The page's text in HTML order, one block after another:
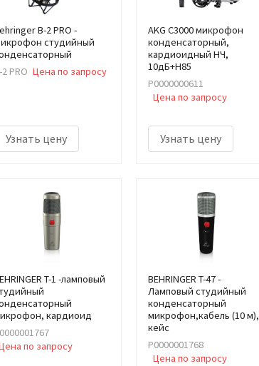
B-2 PRO -
студийный
2 PRO Цена по запросу
Узнать цену
AKG C3000 микрофон
конденсаторный,
кардиоидный НЧ,
10дБ+H85
Р0000000611
Цена по запросу
Узнать цену
T-1 -ламповый
кардиоид
по запросу
BEHRINGER T-47 -
Ламповый студийный
конденсаторный
микрофон,кабель (10 м),
кейс
Р0000001768
Цена по запросу